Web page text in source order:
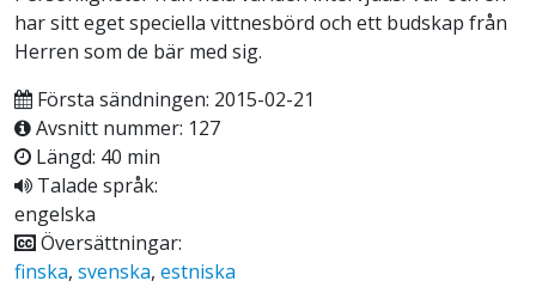
har sitt eget speciella vittnesbörd och ett budskap från
Herren som de bär med sig.
Första sändningen: 2015-02-21
Avsnitt nummer: 127
Längd: 40 min
Talade språk:
engelska
Översättningar:
finska, svenska, estniska